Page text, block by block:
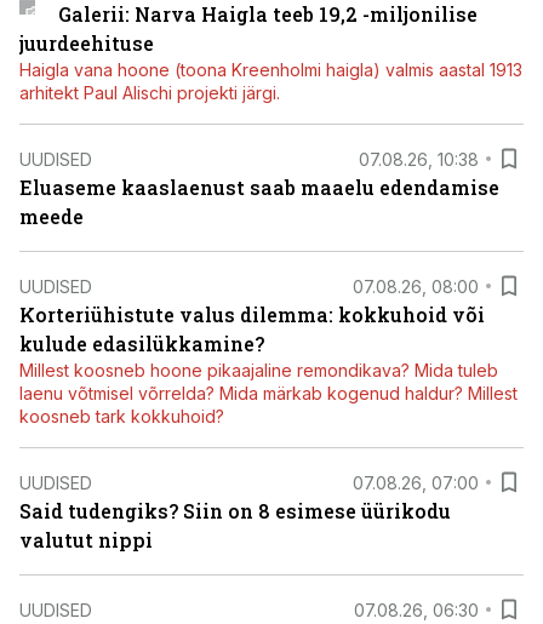
Galerii: Narva Haigla teeb 19,2 -miljonilise
juurdeehituse
Haigla vana hoone (toona Kreenholmi haigla) valmis aastal 1913
arhitekt Paul Alischi projekti järgi.
UUDISED 07.08.26, 10:38
Eluaseme kaaslaenust saab maaelu edendamise
meede
UUDISED 07.08.26, 08:00
Korteriühistute valus dilemma: kokkuhoid või
kulude edasilükkamine?
Millest koosneb hoone pikaajaline remondikava? Mida tuleb
laenu võtmisel võrrelda? Mida märkab kogenud haldur? Millest
koosneb tark kokkuhoid?
UUDISED 07.08.26, 07:00
Said tudengiks? Siin on 8 esimese üürikodu
valutut nippi
UUDISED 07.08.26, 06:30